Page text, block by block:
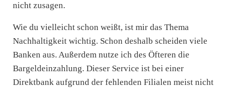
nicht zusagen.
Wie du vielleicht schon weißt, ist mir das Thema
Nachhaltigkeit wichtig. Schon deshalb scheiden viele
Banken aus. Außerdem nutze ich des Öfteren die
Bargeldeinzahlung. Dieser Service ist bei einer
Direktbank aufgrund der fehlenden Filialen meist nicht